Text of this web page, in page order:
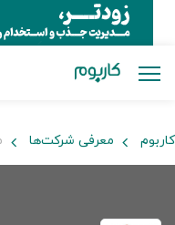
کاربوم معرفی شرکت‌ها